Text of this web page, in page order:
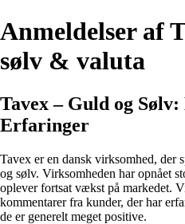
Anmeldelser af
sølv & valuta
Tavex – Guld og
Erfaringer
Tavex er en dansk virksomhed, der
og sølv. Virksomheden har opnået
oplever fortsat vækst på markedet.
kommentarer fra kunder, der har
de er generelt meget positive.